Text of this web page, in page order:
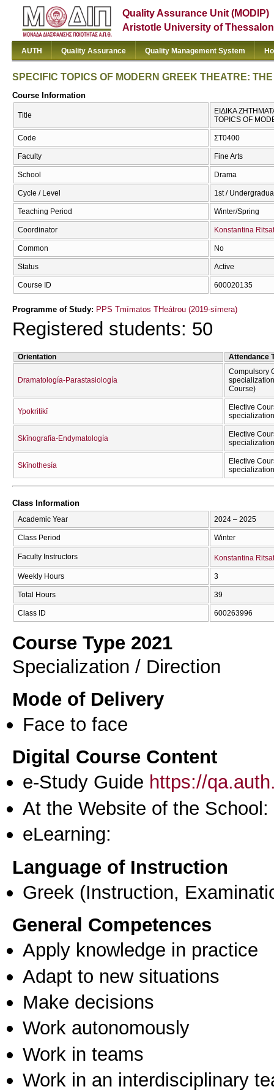
Quality Assurance Unit (MODIP)
Aristotle University of
AUTH Quality Assurance Quality Management System
SPECIFIC TOPICS OF MODERN GREEK THEATRE:
Course Information
Title
ΕΙΔΙΚΑ
TOPICS OF
Code ΣΤ0400
Faculty Fine Arts
School Drama
Cycle / Level 1st /
Teaching Period Winter/Spring
Coordinator Konstantina
Common No
Status Active
Course ID 600020135
Programme of Study: PPS Tmīmatos THeátrou (2019-sīmera)
Registered students: 50
Orientation Attendance
Dramatología-Parastasiología
Compulsory
Course)
Ypokritikī
Elective
Skīnografía-Endymatología
Elective
Skīnothesía
Elective
specialization
Class Information
Academic Year 2024 – 2025
Class Period Winter
Faculty Instructors Konstantina
Weekly Hours 3
Total Hours 39
Class ID 600263996
Course Type 2021
Specialization / Direction
Mode of Delivery
Face to face
Digital Course Content
e-Study Guide https://
At the Website of the School:
eLearning:
Language of Instruction
Greek (Instruction,
General Competences
Apply knowledge in practice
Adapt to new situations
Make decisions
Work autonomously
Work in teams
Work in an interdisciplinary